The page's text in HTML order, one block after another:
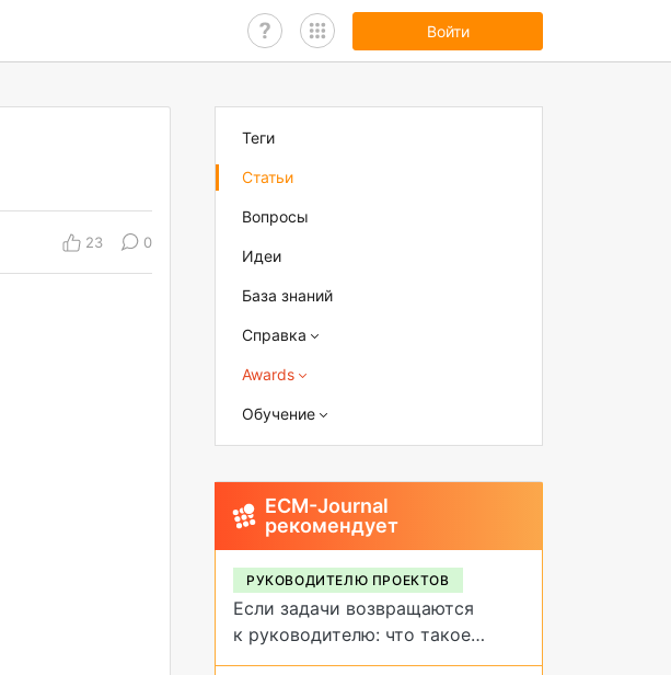
Войти
23 0
Теги
Статьи
Вопросы
Идеи
База знаний
Справка
Awards
Обучение
ECM-Journal
рекомендует
РУКОВОДИТЕЛЮ ПРОЕКТОВ
Если задачи возвращаются
к руководителю: что такое
обратное делегирование и как